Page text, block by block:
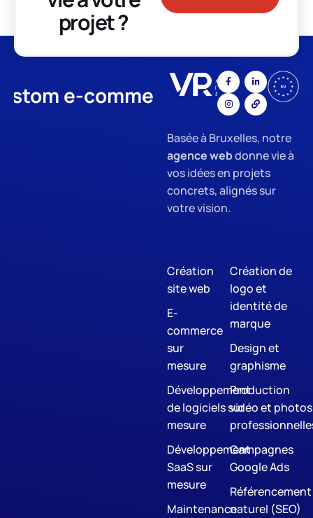
projet ?
e-commerce App
Basée à Bruxelles, notre
agence webdonne vie à
vos idées en projets
concrets, alignés sur
votre vision.
Création
site web
E-
commerce
sur
mesure
Développement
de logiciels sur
mesure
Développement
SaaS sur
mesure
Maintenance
Création de
logo et
identité de
marque
Design et
graphisme
Production
vidéo et photos
Campagnes
Google Ads
Référencement
naturel (SEO)